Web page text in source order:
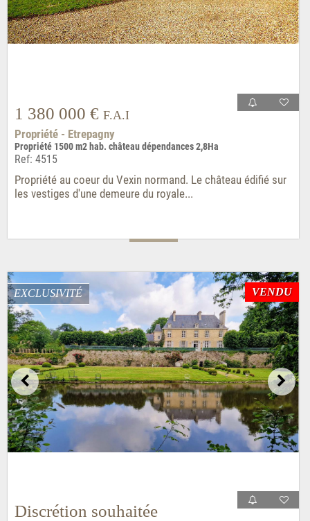
1 380 000 € F.A.I
Propriété - Etrepagny
Propriété 1500 m2 hab. château dépendances 2,8Ha
Ref: 4515
Propriété au coeur du Vexin normand. Le château édifié sur
les vestiges d'une demeure du royale...
VENDU
EXCLUSIVITÉ
Discrétion souhaitée